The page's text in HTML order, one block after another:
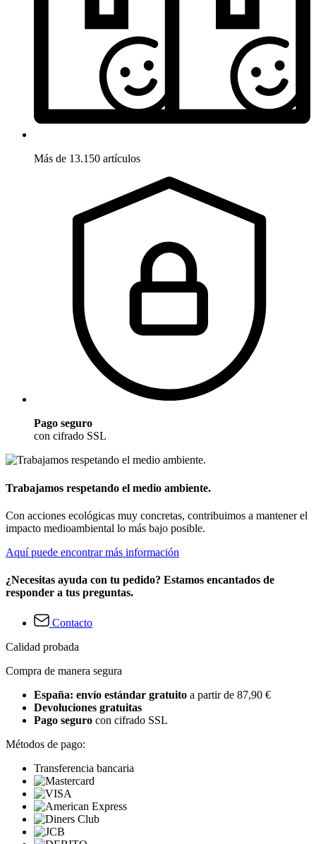
Más de 13.150 artículos
Pago seguro
con cifrado SSL
Trabajamos respetando el medio ambiente.
Con acciones ecológicas muy concretas, contribuimos a mantener el
impacto medioambiental lo más bajo posible.
Aquí puede encontrar más información
¿Necesitas ayuda con tu pedido? Estamos encantados de
responder a tus preguntas.
Contacto
Calidad probada
Compra de manera segura
España: envío estándar gratuito a partir de 87,90 €
Devoluciones gratuitas
Pago seguro con cifrado SSL
Métodos de pago:
Transferencia bancaria